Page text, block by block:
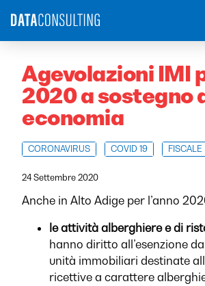
Agevolazioni IMI
2020 a sostegno
economia
CORONAVIRUS COVID 19 FISCALE
24 Settembre 2020
Anche in Alto Adige per l’anno
le attività alberghiere e di
hanno diritto all’esenzione
unità immobiliari destinate
ricettive a carattere